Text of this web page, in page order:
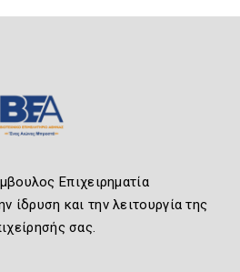
Επιχειρηματία
ίδρυση και την λειτουργία της
σας.